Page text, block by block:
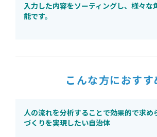
入力した内容をソーティングし、様々な
能です。
こんな方におすす
人の流れを分析することで効果的で求め
づくりを実現したい自治体